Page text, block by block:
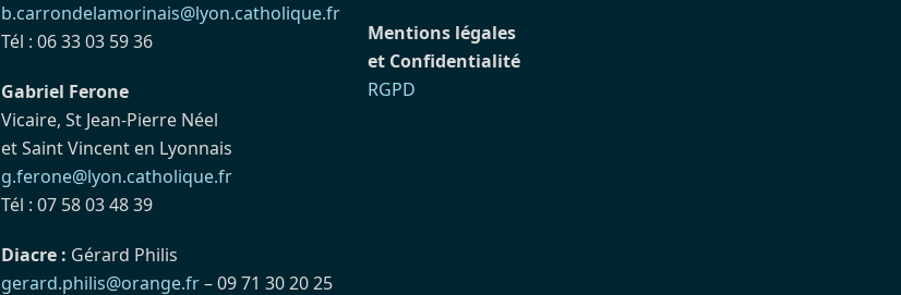
b.carrondelamorinais@lyon.catholique.fr
Tél : 06 33 03 59 36
Gabriel Ferone
Vicaire, St Jean-Pierre Néel
et Saint Vincent en Lyonnais
g.ferone@lyon.catholique.fr
Tél : 07 58 03 48 39
Diacre : Gérard Philis
gerard.philis@orange.fr– 09 71 30 20 25
Mentions légales
et Confidentialité
RGPD